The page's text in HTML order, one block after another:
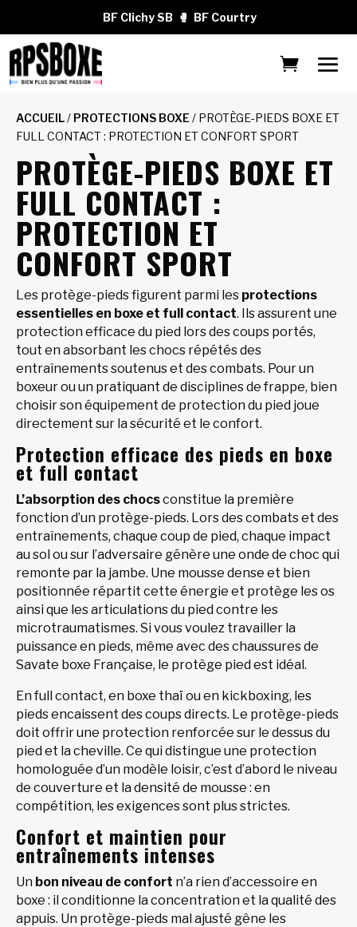
BF Clichy SB 🥊 BF Courtry
ACCUEIL/ PROTECTIONS BOXE / PROTÈGE-PIEDS BOXE ET
FULL CONTACT : PROTECTION ET CONFORT SPORT
PROTÈGE-PIEDS BOXE ET
FULL CONTACT :
PROTECTION ET
CONFORT SPORT
Les protège-pieds figurent parmi les protections
essentielles en boxe et full contact. Ils assurent une
protection efficace du pied lors des coups portés,
tout en absorbant les chocs répétés des
entraînements soutenus et des combats. Pour un
boxeur ou un pratiquant de disciplines de frappe, bien
choisir son équipement de protection du pied joue
directement sur la sécurité et le confort.
Protection efficace des pieds en boxe
et full contact
L’absorption des chocsconstitue la première
fonction d’un protège-pieds. Lors des combats et des
entraînements, chaque coup de pied, chaque impact
au sol ou sur l’adversaire génère une onde de choc qui
remonte par la jambe. Une mousse dense et bien
positionnée répartit cette énergie et protège les os
ainsi que les articulations du pied contre les
microtraumatismes. Si vous voulez travailler la
puissance en pieds, même avec des chaussures de
Savate boxe Française, le protège pied est idéal.
En full contact, en boxe thaï ou en kickboxing, les
pieds encaissent des coups directs. Le protège-pieds
doit offrir une protection renforcée sur le dessus du
pied et la cheville. Ce qui distingue une protection
homologuée d’un modèle loisir, c’est d’abord le niveau
de couverture et la densité de mousse : en
compétition, les exigences sont plus strictes.
Confort et maintien pour
entraînements intenses
Un bon niveau de confort n’a rien d’accessoire en
boxe : il conditionne la concentration et la qualité des
appuis. Un protège-pieds mal ajusté gêne les